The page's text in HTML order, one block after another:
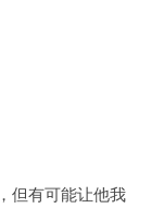
但有可能让他我